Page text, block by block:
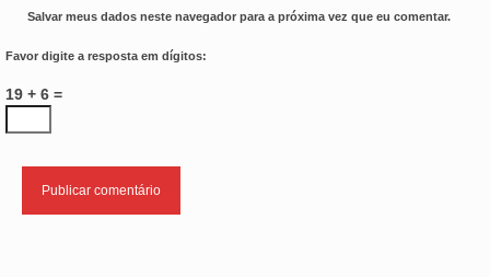
Salvar meus dados neste navegador para a próxima vez que eu comentar.
Favor digite a resposta em dígitos:
19 + 6 =